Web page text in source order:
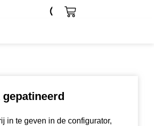
in te geven in de configurator,